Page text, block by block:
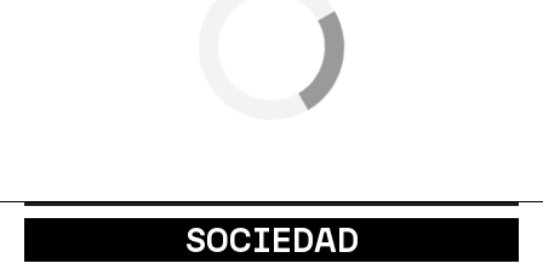
SOCIEDAD